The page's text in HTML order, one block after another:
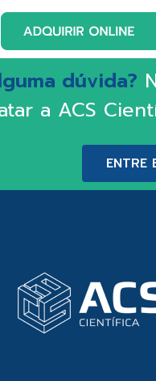
dúvida?
a ACS
ENTRE